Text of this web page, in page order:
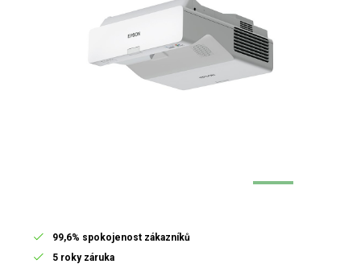
99,6% spokojenost zákazníků
5 roky záruka